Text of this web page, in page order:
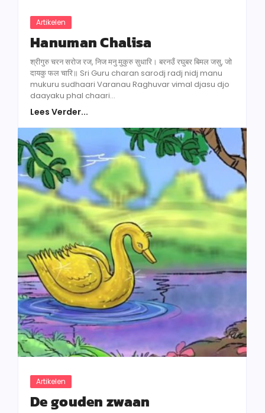
Artikelen
Hanuman Chalisa
श्रीगुरु चरन सरोज रज, निज मनु मुकुरु सुधारि। बरनउँ रघुबर बिमल जसु, जो
दायकु फल चारि॥ Sri Guru charan sarodj radj nidj manu
mukuru sudhaari Varanau Raghuvar vimal djasu djo
daayaku phal chaari...
Lees Verder...
Artikelen
De gouden zwaan